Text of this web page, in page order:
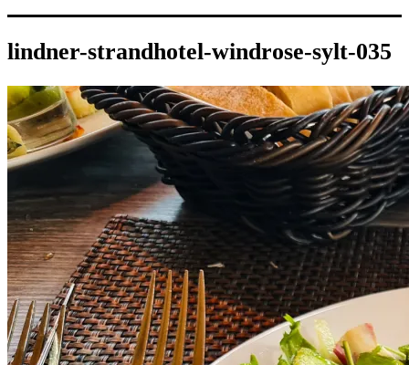
lindner-strandhotel-windrose-sylt-035